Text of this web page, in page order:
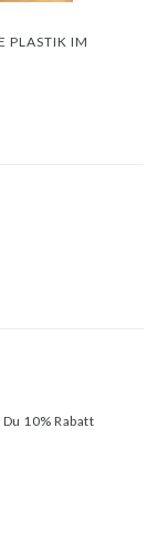
PLASTIK IM
10% Rabatt